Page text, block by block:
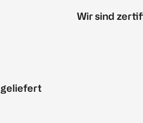
geliefert
Wir sind